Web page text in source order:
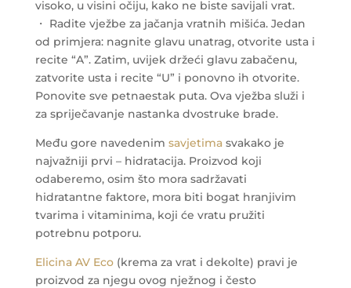
visoko, u visini očiju, kako ne biste savijali vrat.
・ Radite vježbe za jačanja vratnih mišića. Jedan
od primjera: nagnite glavu unatrag, otvorite usta i
recite “A”. Zatim, uvijek držeći glavu zabačenu,
zatvorite usta i recite “U” i ponovno ih otvorite.
Ponovite sve petnaestak puta. Ova vježba služi i
za spriječavanje nastanka dvostruke brade.
Među gore navedenim savjetimasvakako je
najvažniji prvi – hidratacija. Proizvod koji
odaberemo, osim što mora sadržavati
hidratantne faktore, mora biti bogat hranjivim
tvarima i vitaminima, koji će vratu pružiti
potrebnu potporu.
Elicina AV Eco(krema za vrat i dekolte) pravi je
proizvod za njegu ovog nježnog i često